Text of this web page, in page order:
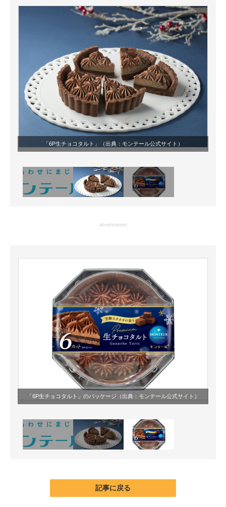
製造業のIT導入・活用を支援
モノづくり技術者専門サイト
エレクトロニクス専門サイト
電子設計の基本と応用
エネルギーの専門メディア
建設×テクノロジーの最前線
ちょっと気になるネットの話題
「6P生チョコタルト」（出典： モンテール公式サイト ）
advertisement
「6P生チョコタルト」のパッケージ（出典： モンテール公式サイト ）
記事に戻る